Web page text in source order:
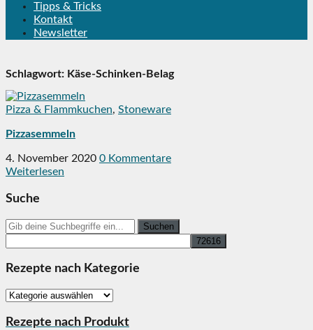
Tipps & Tricks
Kontakt
Newsletter
Schlagwort: Käse-Schinken-Belag
Pizza & Flammkuchen, Stoneware
Pizzasemmeln
4. November 2020 0 Kommentare
Weiterlesen
Suche
Search
for:
Rezepte nach Kategorie
Rezepte
Kategorie
Rezepte nach Produkt